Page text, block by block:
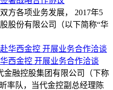
方各项业务发展， 2017年5
股份有限公司（以下简称“华
西金控 开展业务合作洽谈
金融控股集团有限公司（下称
率队，当代金控副总经理陈